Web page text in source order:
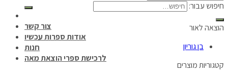
צור קשר
אודות ספרות עכשיו
חנות
לרכישת ספרי הוצאת מאה
חיפוש עבור:
הוצאה לאור
בן גוריון
קטגוריות מוצרים